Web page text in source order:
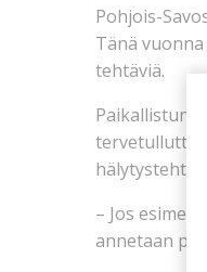
Pohjois-
Tänä
tehtäviä.
tervetullutta.
– Jos
annetaan